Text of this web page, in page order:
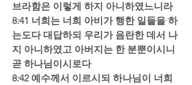
브라함은 이렇게 하지 아니하였느니라
8:41 너희는 너희 아비가 행한 일들을 하
는도다 대답하되 우리가 음란한 데서 나
지 아니하였고 아버지는 한 분뿐이시니
곧 하나님이시로다
8:42 예수께서 이르시되 하나님이 너희